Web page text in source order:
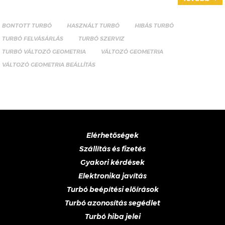
BONTOTT TURBÓ HASZNÁLT TURBÓ
HIBÁS TURBÓ
TURBÓ FELVÁSÁRLÁS
TURBÓ SZERVIZ
TURBÓ VÁLTOZÓ GEOMETRIA
VÁLTOZÓ GEOMETRIA
VÁLTOZÓ GEOMETRIA BEÁLLÍTÁS
Elérhetőségek
Szállítás és fizetés
Gyakori kérdések
Elektronika javítás
Turbó beépítési előírások
Turbó azonosítás segédlet
Turbó hiba jelei